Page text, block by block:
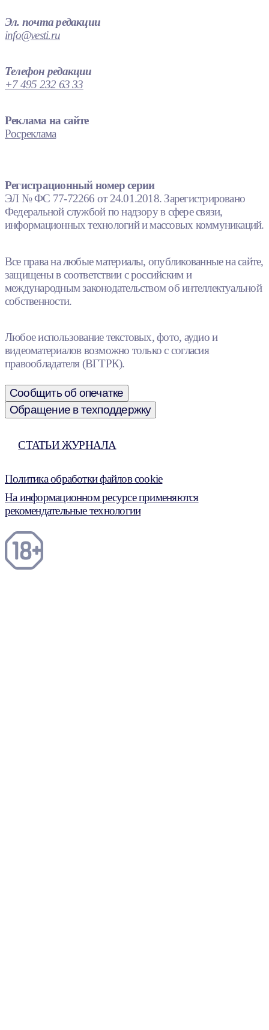
Эл. почта редакции
info@vesti.ru
Телефон редакции
+7 495 232 63 33
Реклама на сайте
Росреклама
Регистрационный номер серии
ЭЛ № ФС 77-72266 от 24.01.2018. Зарегистрировано
Федеральной службой по надзору в сфере связи,
информационных технологий и массовых коммуникаций.
Все права на любые материалы, опубликованные на сайте,
защищены в соответствии с российским и
международным законодательством об интеллектуальной
собственности.
Любое использование текстовых, фото, аудио и
видеоматериалов возможно только с согласия
правообладателя (ВГТРК).
Сообщить об опечатке
Обращение в техподдержку
СТАТЬИ ЖУРНАЛА
Политика обработки файлов cookie
На информационном ресурсе применяются
рекомендательные технологии